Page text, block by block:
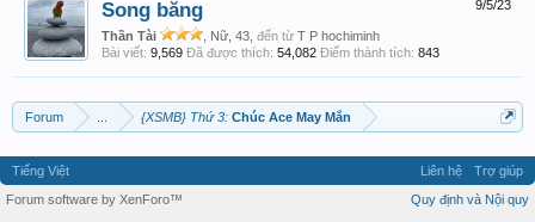
9/5/23
Song băng
Thần Tài , Nữ, 43, đến từ T P hochiminh
Bài viết: 9,569 Đã được thích: 54,082 Điểm thành tích: 843
Forum {XSMB} Thứ 3: Chúc Ace May Mắn
Tiếng Việt Liên hệ
Trợ giúp
Quy định và Nội quy
Forum software by XenForo™